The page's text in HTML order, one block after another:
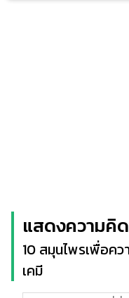
แสดงความคิ
10 สมุนไพรเพื่อคว
เคมี